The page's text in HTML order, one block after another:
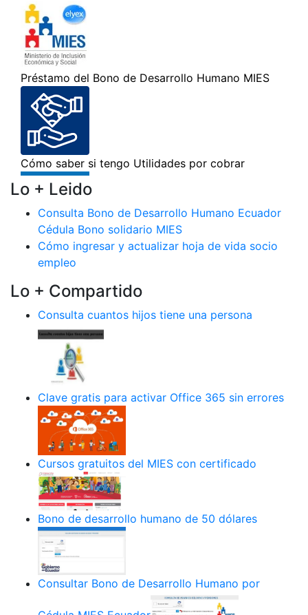
Lo + Leido
Consulta Bono de Desarrollo Humano Ecuador
Cédula Bono solidario MIES
Cómo ingresar y actualizar hoja de vida socio
empleo
Lo + Compartido
Consulta cuantos hijos tiene una persona
Clave gratis para activar Office 365 sin errores
Cursos gratuitos del MIES con certificado
Bono de desarrollo humano de 50 dólares
Consultar Bono de Desarrollo Humano por